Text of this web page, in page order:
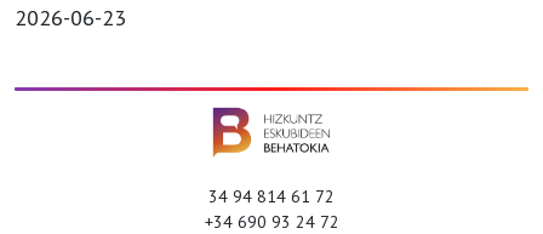
2026-06-23
34 94 814 61 72
+34 690 93 24 72